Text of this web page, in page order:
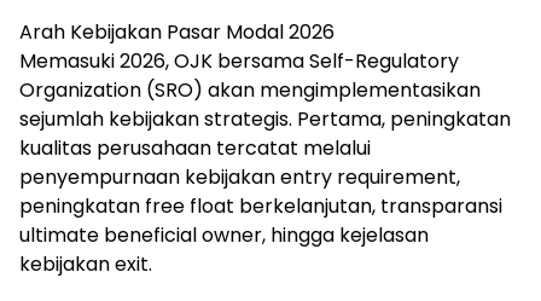
Arah Kebijakan Pasar Modal 2026
Memasuki 2026, OJK bersama Self-Regulatory
Organization (SRO) akan mengimplementasikan
sejumlah kebijakan strategis. Pertama, peningkatan
kualitas perusahaan tercatat melalui
penyempurnaan kebijakan entry requirement,
peningkatan free float berkelanjutan, transparansi
ultimate beneficial owner, hingga kejelasan
kebijakan exit.